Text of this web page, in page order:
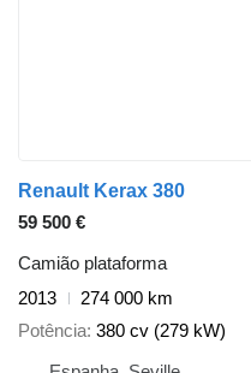
Renault Kerax 380
59 500 €
Camião plataforma
2013
274 000 km
Potência 380 cv (279 kW)